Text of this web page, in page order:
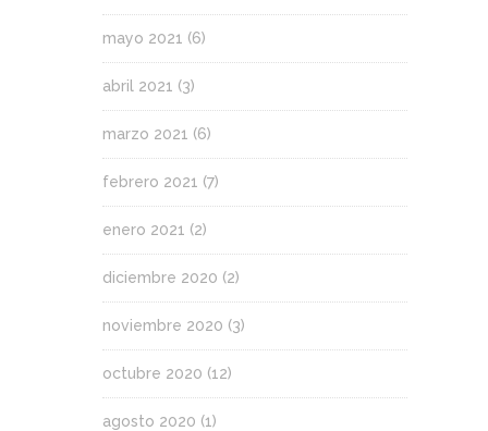
mayo 2021 (6)
abril 2021 (3)
marzo 2021 (6)
febrero 2021 (7)
enero 2021 (2)
diciembre 2020 (2)
noviembre 2020 (3)
octubre 2020 (12)
agosto 2020 (1)